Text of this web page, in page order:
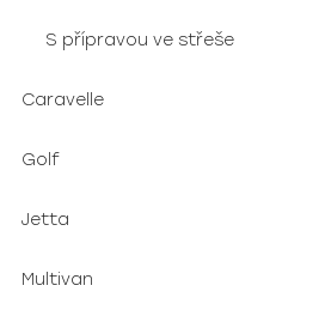
S přípravou ve střeše
Caravelle
Golf
Jetta
Multivan